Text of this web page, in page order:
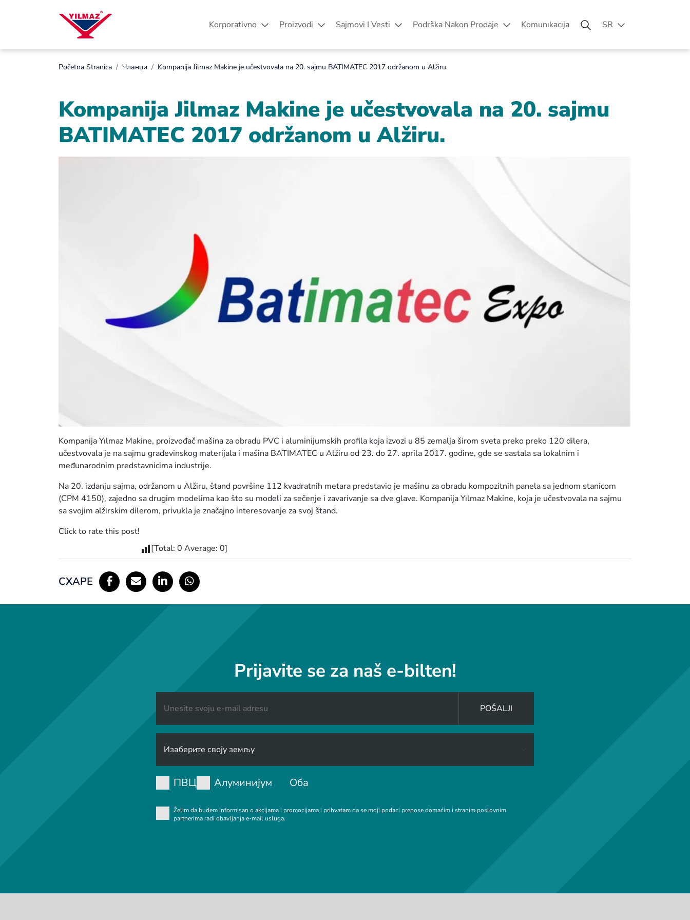
Korporativno Proizvodi Sajmovi I Vesti Podrška Nakon Prodaje Komunıkacıja SR
Početna Stranica Чланци Kompanija Jilmaz Makine je učestvovala na 20. sajmu BATIMATEC 2017 održanom u Alžiru.
Kompanija Jilmaz Makine je učestvovala na 20. sajmu
BATIMATEC 2017 održanom u Alžiru.
Kompanija Yılmaz Makine, proizvođač mašina za obradu PVC i aluminijumskih profila koja izvozi u 85 zemalja širom sveta preko preko 120 dilera,
učestvovala je na sajmu građevinskog materijala i mašina BATIMATEC u Alžiru od 23. do 27. aprila 2017. godine, gde se sastala sa lokalnim i
međunarodnim predstavnicima industrije.
Na 20. izdanju sajma, održanom u Alžiru, štand površine 112 kvadratnih metara predstavio je mašinu za obradu kompozitnih panela sa jednom stanicom
(CPM 4150), zajedno sa drugim modelima kao što su modeli za sečenje i zavarivanje sa dve glave. Kompanija Yılmaz Makine, koja je učestvovala na sajmu
sa svojim alžirskim dilerom, privukla je značajno interesovanje za svoj štand.
Click to rate this post!
[Total: 0 Average: 0]
СХАРЕ
Prijavite se za naš e-bilten!
POŠALJI
ПВЦ Алуминијум Оба
Želim da budem informisan o akcijama i promocijama i prihvatam da se moji podaci prenose domaćim i stranim poslovnim
partnerima radi obavljanja e-mail usluga.